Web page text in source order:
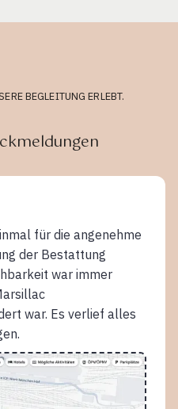
BEGLEITUNG ERLEBT.
für die angenehme
der Bestattung
war immer
war. Es verlief alles